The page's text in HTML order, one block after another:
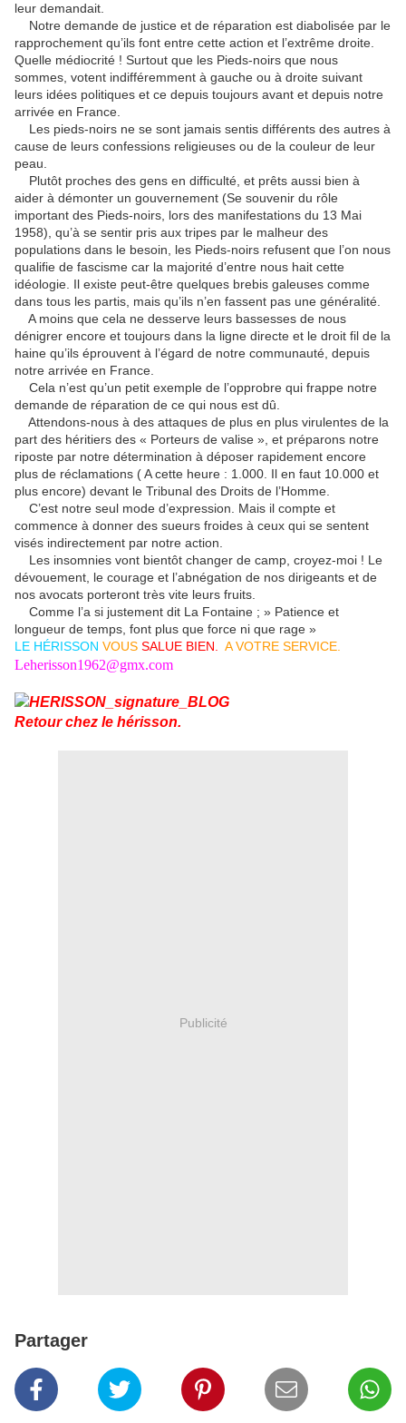
leur demandait.
Notre demande de justice et de réparation est diabolisée par le
rapprochement qu’ils font entre cette action et l’extrême droite.
Quelle médiocrité ! Surtout que les Pieds-noirs que nous
sommes, votent indifféremment à gauche ou à droite suivant
leurs idées politiques et ce depuis toujours avant et depuis notre
arrivée en France.
Les pieds-noirs ne se sont jamais sentis différents des autres à
cause de leurs confessions religieuses ou de la couleur de leur
peau.
Plutôt proches des gens en difficulté, et prêts aussi bien à
aider à démonter un gouvernement (Se souvenir du rôle
important des Pieds-noirs, lors des manifestations du 13 Mai
1958), qu’à se sentir pris aux tripes par le malheur des
populations dans le besoin, les Pieds-noirs refusent que l’on nous
qualifie de fascisme car la majorité d’entre nous hait cette
idéologie. Il existe peut-être quelques brebis galeuses comme
dans tous les partis, mais qu’ils n’en fassent pas une généralité.
A moins que cela ne desserve leurs bassesses de nous
dénigrer encore et toujours dans la ligne directe et le droit fil de la
haine qu’ils éprouvent à l’égard de notre communauté, depuis
notre arrivée en France.
Cela n’est qu’un petit exemple de l’opprobre qui frappe notre
demande de réparation de ce qui nous est dû.
Attendons-nous à des attaques de plus en plus virulentes de la
part des héritiers des « Porteurs de valise », et préparons notre
riposte par notre détermination à déposer rapidement encore
plus de réclamations ( A cette heure : 1.000. Il en faut 10.000 et
plus encore) devant le Tribunal des Droits de l’Homme.
C’est notre seul mode d’expression. Mais il compte et
commence à donner des sueurs froides à ceux qui se sentent
visés indirectement par notre action.
Les insomnies vont bientôt changer de camp, croyez-moi ! Le
dévouement, le courage et l’abnégation de nos dirigeants et de
nos avocats porteront très vite leurs fruits.
Comme l’a si justement dit La Fontaine ; » Patience et
longueur de temps, font plus que force ni que rage »
LE HÉRISSON VOUS SALUE BIEN. A VOTRE SERVICE.
Leherisson1962@gmx.com
Retour chez le hérisson.
Publicité
Partager